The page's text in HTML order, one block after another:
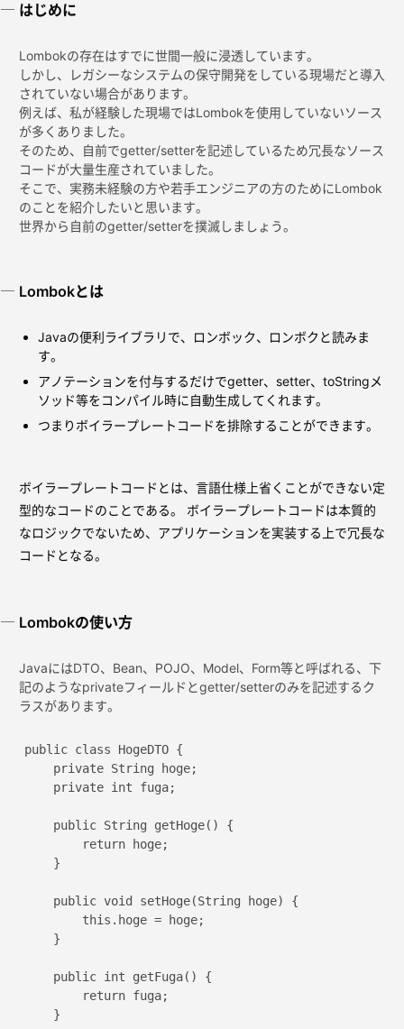
はじめに
Lombokの存在はすでに世間一般に浸透しています。
しかし、レガシーなシステムの保守開発をしている現場だと導入
されていない場合があります。
例えば、私が経験した現場ではLombokを使用していないソース
が多くありました。
そのため、自前でgetter/setterを記述しているため冗長なソース
コードが大量生産されていました。
そこで、実務未経験の方や若手エンジニアの方のためにLombok
のことを紹介したいと思います。
世界から自前のgetter/setterを撲滅しましょう。
Lombokとは
Javaの便利ライブラリで、ロンボック、ロンボクと読みま
す。
アノテーションを付与するだけでgetter、setter、toStringメ
ソッド等をコンパイル時に自動生成してくれます。
つまりボイラープレートコードを排除することができます。
ボイラープレートコードとは、言語仕様上省くことができない定
型的なコードのことである。 ボイラープレートコードは本質的
なロジックでないため、アプリケーションを実装する上で冗長な
コードとなる。
Lombokの使い方
JavaにはDTO、Bean、POJO、Model、Form等と呼ばれる、下
記のようなprivateフィールドとgetter/setterのみを記述するク
ラスがあります。
public class HogeDTO {
    private String hoge;
    private int fuga;
    public String getHoge() {
        return hoge;
    }
    public void setHoge(String hoge) {
        this.hoge = hoge;
    }
    public int getFuga() {
        return fuga;
    }